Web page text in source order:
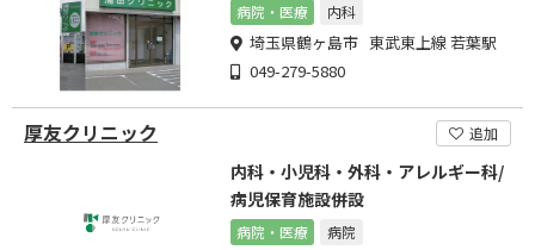
病院・医療 内科
埼玉県鶴ヶ島市 東武東上線 若葉駅
049-279-5880
厚友クリニック 追加
内科・小児科・外科・アレルギー科/
病児保育施設併設
病院・医療 病院